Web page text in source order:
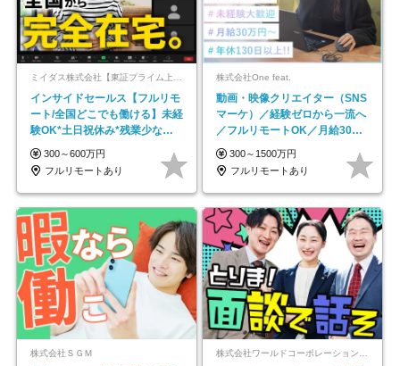
ミイダス株式会社【東証プライム上場パーソルグループ】
インサイドセールス【フルリモ
ート/全国どこでも働ける】未経
験OK*土日祝休み*残業少なめ*
在宅勤務手当あり
300～600万円
フルリモートあり
株式会社One feat.
動画・映像クリエイター（SNS
マーケ）／経験ゼロから一流へ
／フルリモートOK／月給30万
円～／年休130日以上
300～1500万円
フルリモートあり
株式会社ＳＧＭ